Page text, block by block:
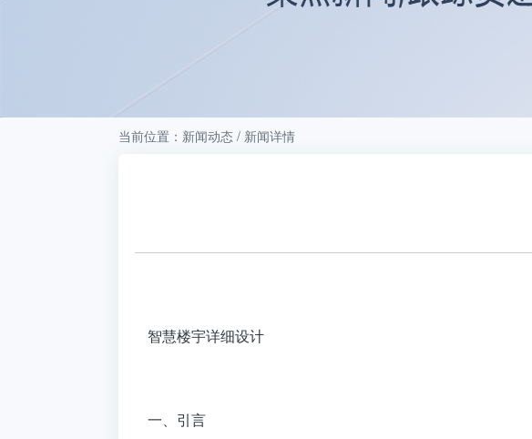
当前位置：新闻动态 / 新闻详情
智慧楼宇详细设计
一、引言